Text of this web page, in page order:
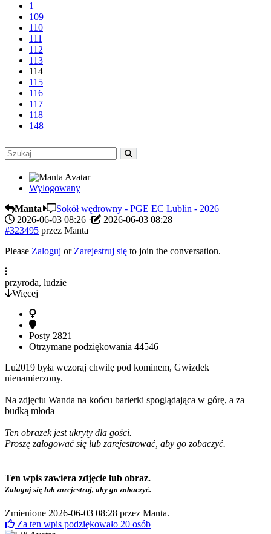
1
109
110
111
112
113
114
115
116
117
118
148
Wylogowany
Manta
Sokół wędrowny - PGE EC Lublin - 2026
2026-06-03 08:26 ·
2026-06-03 08:28
#323495 przez Manta
Please Zaloguj or Zarejestruj się to join the conversation.
przyroda, ludzie
Więcej
Posty 2821
Otrzymane podziękowania 44546
Lu2019 była wczoraj chwilę pod kominem, Gwizdek
nienamierzony.
Na zdjęciu Wanda na końcu barierki spoglądająca w górę, a za
budką młoda
Ten obrazek jest ukryty dla gości.
Proszę zalogować się lub zarejestrować, aby go zobaczyć.
Ten wpis zawiera zdjęcie lub obraz.
Zaloguj się lub zarejestruj, aby go zobaczyć.
Zmienione 2026-06-03 08:28 przez Manta.
Za ten wpis podziękowało 20 osób